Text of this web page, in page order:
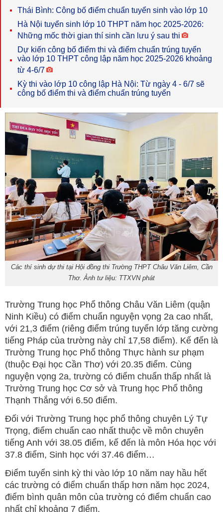
Thái Bình: Công bố điểm chuẩn tuyển sinh vào lớp 10
Hà Nội tuyển sinh lớp 10 THPT năm học 2025-2026:
Những mốc thời gian thí sinh cần lưu ý sau thi
Dự kiến công bố điểm thi và điểm chuẩn trúng tuyển
vào lớp 10 THPT công lập năm học 2025-2026 khoảng
từ 4-6/7
Kỳ thi vào lớp 10 công lập Hà Nội: Từ ngày 4 - 6/7 sẽ
công bố điểm thi và điểm chuẩn trúng tuyển
Các thí sinh dự thi tại Hội đồng thi Trường THPT Châu Văn Liêm, Cần
Thơ. Ảnh tư liệu: TTXVN phát
Trường Trung học Phổ thông Châu Văn Liêm (quận
Ninh Kiều) có điểm chuẩn nguyện vọng 2a cao nhất,
với 21,3 điểm (riêng điểm trúng tuyển lớp tăng cường
tiếng Pháp của trường này chỉ 17,58 điểm). Kế đến là
Trường Trung học Phổ thông Thực hành sư phạm
(thuộc Đại học Cần Thơ) với 20.35 điểm. Cùng
nguyện vọng 2a, trường có điểm chuẩn thấp nhất là
Trường Trung học Cơ sở và Trung học Phổ thông
Thạnh Thắng với 6.50 điểm.
Đối với Trường Trung học phổ thông chuyên Lý Tự
Trọng, điểm chuẩn cao nhất thuộc về môn chuyên
tiếng Anh với 38.05 điểm, kế đến là môn Hóa học với
37.8 điểm, Sinh học với 37.46 điểm…
Điểm tuyển sinh kỳ thi vào lớp 10 năm nay hầu hết
các trường có điểm chuẩn thấp hơn năm học 2024,
điểm bình quân môn của trường có điểm chuẩn cao
nhất chỉ khoảng 7 điểm.